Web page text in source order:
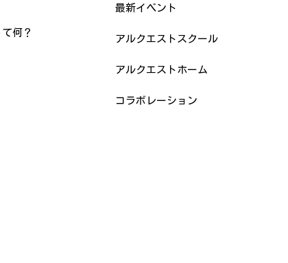
何？
最新イベント
アルクエストスクール
アルクエストホーム
コラボレーション